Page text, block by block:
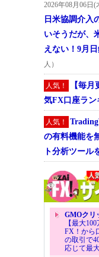
2026年08月06日(
日米協調介入
いそうだが、
えない！9月
人）
人気！
【毎
気FX口座ラン
人気！
の有料機能を
ト分析ツール
GMOクリ
【最大
FX！から
の取引で
応じて最